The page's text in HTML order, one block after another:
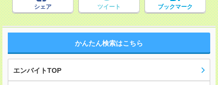
シェア ツイート ブックマーク
かんたん検索はこちら
エンバイトTOP